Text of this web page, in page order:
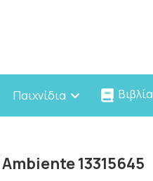
Παιχνίδια Βιβλία
13315645